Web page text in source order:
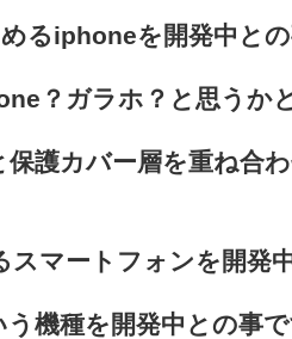
るiphoneを開発中と
？ガラホ？と思うか
護カバー層を重ね合
マートフォンを開発
機種を開発中との事で